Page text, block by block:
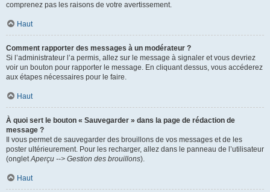
comprenez pas les raisons de votre avertissement.
Haut
Comment rapporter des messages à un modérateur ?
Si l’administrateur l’a permis, allez sur le message à signaler et vous devriez
voir un bouton pour rapporter le message. En cliquant dessus, vous accéderez
aux étapes nécessaires pour le faire.
Haut
À quoi sert le bouton « Sauvegarder » dans la page de rédaction de
message ?
Il vous permet de sauvegarder des brouillons de vos messages et de les
poster ultérieurement. Pour les recharger, allez dans le panneau de l’utilisateur
(ongletAperçu --> Gestion des brouillons).
Haut